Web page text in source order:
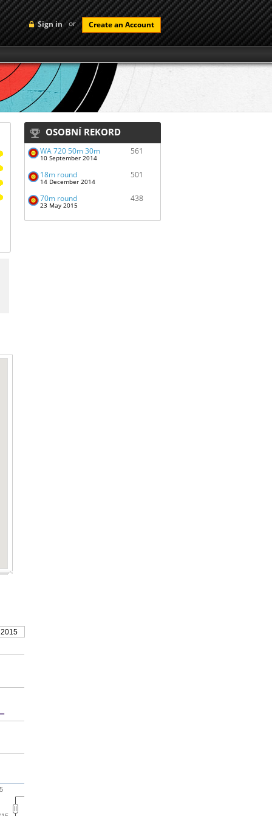
Sign in or Create an Account
OSOBNÍ REKORD
WA 720 50m 30m
10 September 2014
561
18m round
14 December 2014
501
70m round
23 May 2015
438